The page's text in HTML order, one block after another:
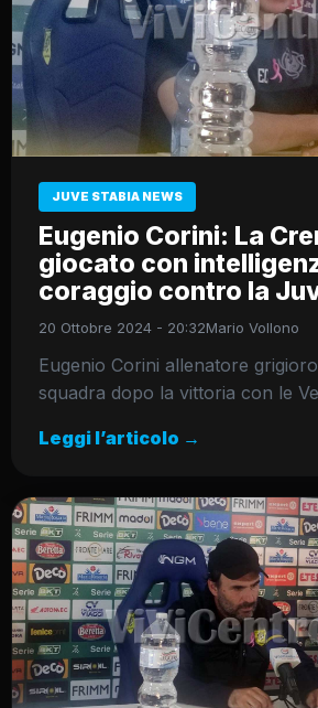
JUVE STABIA NEWS
Eugenio Corini: La
giocato con
coraggio contro la
20 Ottobre 2024 - 20:32Mario Vollono
Eugenio Corini allenatore
squadra dopo la vittoria con le
Leggi l’articolo →